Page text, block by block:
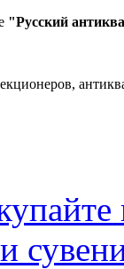
"Русский